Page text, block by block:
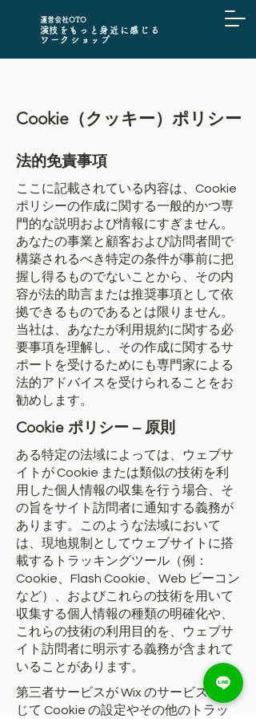
​運営会社OTO
​演技をもっと身近に感じる
ワークショップ
Cookie（クッキー）ポリシー
法的免責事項
ここに記載されている内容は、Cookie
ポリシーの作成に関する一般的かつ専
門的な説明および情報にすぎません。
あなたの事業と顧客および訪問者間で
構築されるべき特定の条件が事前に把
握し得るものでないことから、その内
容が法的助言または推奨事項として依
拠できるものであるとは限りません。
当社は、あなたが利用規約に関する必
要事項を理解し、その作成に関するサ
ポートを受けるためにも専門家による
法的アドバイスを受けられることをお
勧めします。
Cookie ポリシー – 原則
ある特定の法域によっては、ウェブサ
イトが Cookie または類似の技術を利
用した個人情報の収集を行う場合、そ
の旨をサイト訪問者に通知する義務が
あります。このような法域において
は、現地規制としてウェブサイトに搭
載するトラッキングツール（例：
Cookie、Flash Cookie、Web ビーコン
など）、およびこれらの技術を用いて
収集する個人情報の種類の明確化や、
これらの技術の利用目的を、ウェブサ
イト訪問者に明示する義務が含まれて
いることがあります。
第三者サービスが Wix のサービスを通
じて Cookie の設定やその他のトラッ